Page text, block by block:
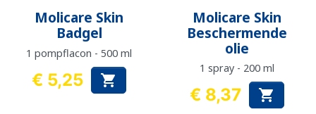
Molicare Skin
Badgel
1 pompflacon - 500 ml
Prijs
€ 5,25 
Molicare Skin
Beschermende
olie
1 spray - 200 ml
Prijs
€ 8,37 